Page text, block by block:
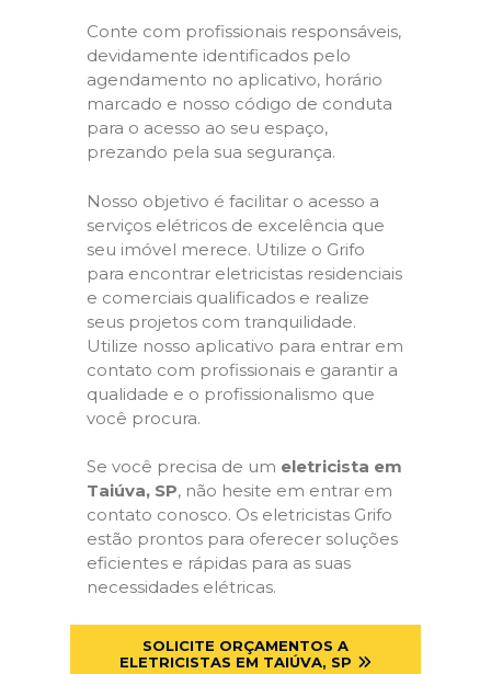
Conte com profissionais responsáveis,
devidamente identificados pelo
agendamento no aplicativo, horário
marcado e nosso código de conduta
para o acesso ao seu espaço,
prezando pela sua segurança.
Nosso objetivo é facilitar o acesso a
serviços elétricos de excelência que
seu imóvel merece. Utilize o Grifo
para encontrar eletricistas residenciais
e comerciais qualificados e realize
seus projetos com tranquilidade.
Utilize nosso aplicativo para entrar em
contato com profissionais e garantir a
qualidade e o profissionalismo que
você procura.
Se você precisa de um eletricista em
Taiúva, SP, não hesite em entrar em
contato conosco. Os eletricistas Grifo
estão prontos para oferecer soluções
eficientes e rápidas para as suas
necessidades elétricas.
SOLICITE ORÇAMENTOS A
ELETRICISTAS EM TAIÚVA, SP